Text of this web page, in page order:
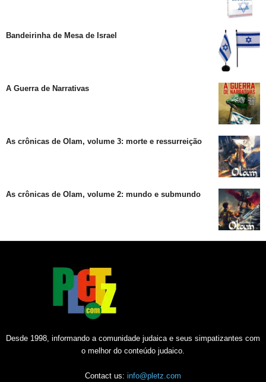
Bandeirinha de Mesa de Israel
A Guerra de Narrativas
As crônicas de Olam, volume 3: morte e ressurreição
As crônicas de Olam, volume 2: mundo e submundo
Desde 1998, informando a comunidade judaica e seus simpatizantes com
o melhor do conteúdo judaico.
Contact us: info@pletz.com